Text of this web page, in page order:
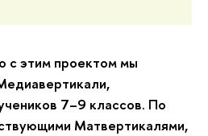
с этим проектом мы
7–9 классов. По
Матвертикалями,